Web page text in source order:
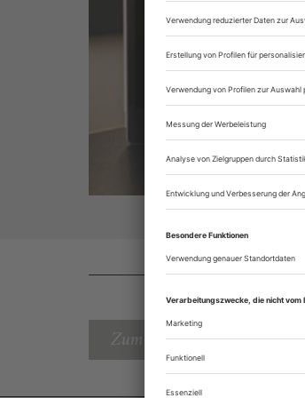
Zum Inhaltsverzeichnis